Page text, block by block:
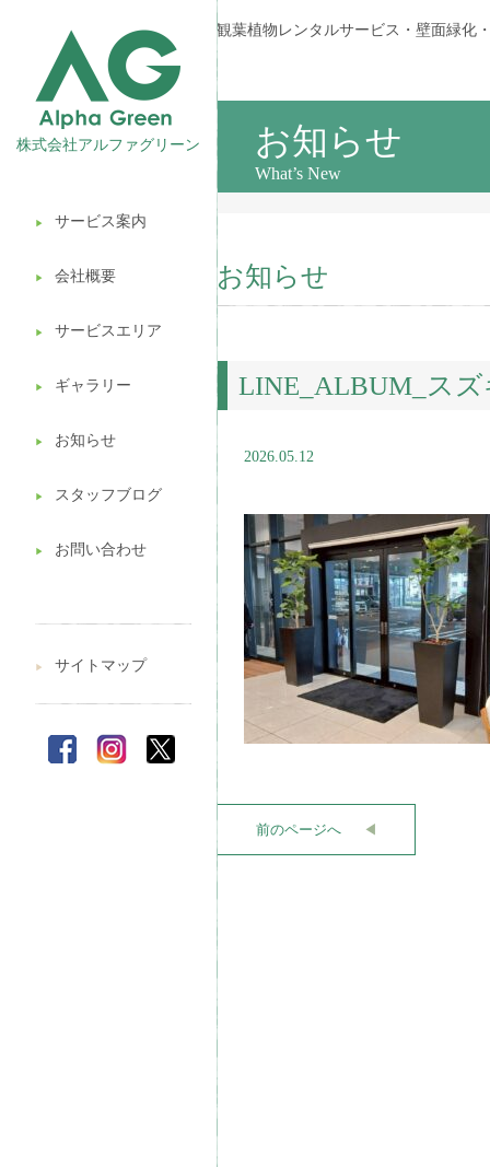
株式会社アルファグリーン
▶︎ サービス案内
▶︎ 会社概要
▶︎ サービスエリア
▶︎ ギャラリー
▶︎ お知らせ
▶︎ スタッフブログ
▶︎ お問い合わせ
観葉植物レンタル
壁面緑化
ギフト販売
造園ガーデニング
植木処分
▶︎ サイトマップ
観葉植物レンタルサービス・壁面緑化
お知らせ
What’s New
お知らせ
LINE_ALBUM_スズ
2026.05.12
前のページへ ◀︎